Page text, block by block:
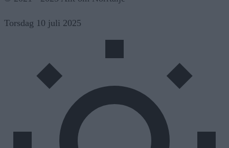
Torsdag 10 juli 2025